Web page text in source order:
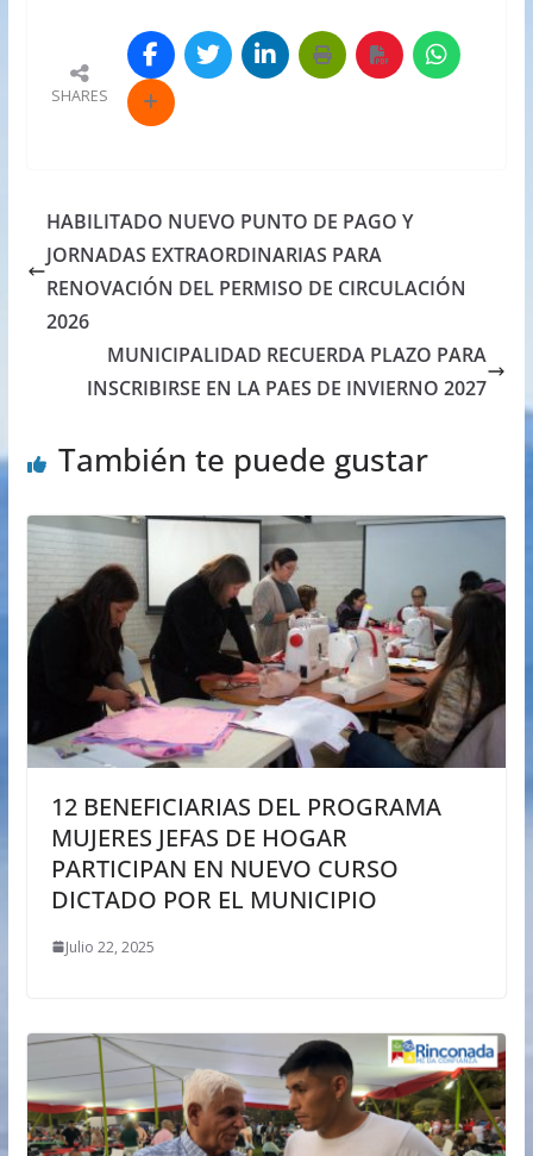
SHARES
HABILITADO NUEVO PUNTO DE PAGO Y
JORNADAS EXTRAORDINARIAS PARA
RENOVACIÓN DEL PERMISO DE CIRCULACIÓN
2026
MUNICIPALIDAD RECUERDA PLAZO PARA
INSCRIBIRSE EN LA PAES DE INVIERNO 2027
También te puede gustar
12 BENEFICIARIAS DEL PROGRAMA
MUJERES JEFAS DE HOGAR
PARTICIPAN EN NUEVO CURSO
DICTADO POR EL MUNICIPIO
Julio 22, 2025